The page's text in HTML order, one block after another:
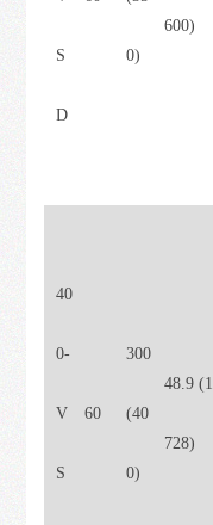
S
D
0)
600)
40
0-
V
S
60
300
(40
0)
48.9 (1
728)